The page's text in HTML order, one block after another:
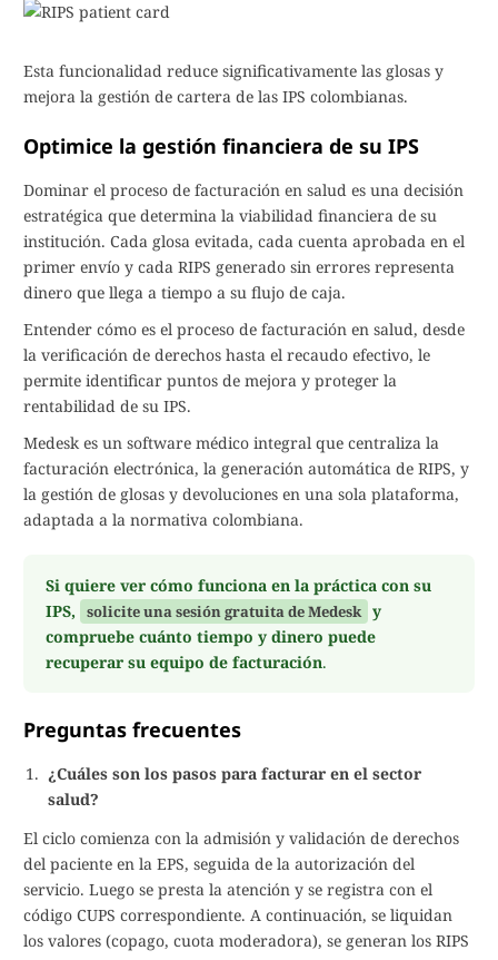
Esta funcionalidad reduce significativamente las glosas y
mejora la gestión de cartera de las IPS colombianas.
Optimice la gestión financiera de su IPS
Dominar el proceso de facturación en salud es una decisión
estratégica que determina la viabilidad financiera de su
institución. Cada glosa evitada, cada cuenta aprobada en el
primer envío y cada RIPS generado sin errores representa
dinero que llega a tiempo a su flujo de caja.
Entender cómo es el proceso de facturación en salud, desde
la verificación de derechos hasta el recaudo efectivo, le
permite identificar puntos de mejora y proteger la
rentabilidad de su IPS.
Medesk es un software médico integral que centraliza la
facturación electrónica, la generación automática de RIPS, y
la gestión de glosas y devoluciones en una sola plataforma,
adaptada a la normativa colombiana.
Si quiere ver cómo funciona en la práctica con su
IPS,
solicite una sesión gratuita de Medesk y
compruebe cuánto tiempo y dinero puede
recuperar su equipo de facturación.
Preguntas frecuentes
¿Cuáles son los pasos para facturar en el sector
salud?
El ciclo comienza con la admisión y validación de derechos
del paciente en la EPS, seguida de la autorización del
servicio. Luego se presta la atención y se registra con el
código CUPS correspondiente. A continuación, se liquidan
los valores (copago, cuota moderadora), se generan los RIPS